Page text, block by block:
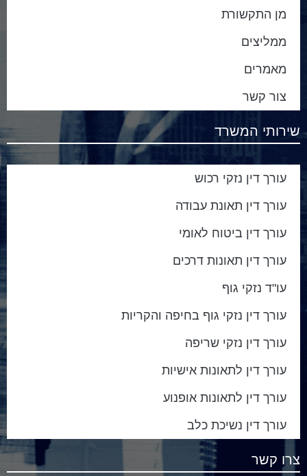
מן התקשורת
ממליצים
מאמרים
צור קשר
שירותי המשרד
עורך דין נזקי רכוש
עורך דין תאונת עבודה
עורך דין ביטוח לאומי
עורך דין תאונות דרכים
עו"ד נזקי גוף
עורך דין נזקי גוף בחיפה והקריות
עורך דין נזקי שריפה
עורך דין לתאונות אישיות
עורך דין לתאונות אופנוע
עורך דין נשיכת כלב
צרו קשר